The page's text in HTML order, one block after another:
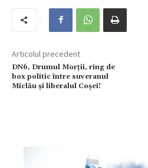
Articolul precedent
DN6, Drumul Morții, ring de
box politic între suveranul
Miclău și liberalul Coșei!